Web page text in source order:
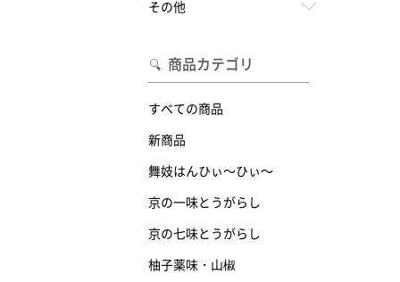
その他
商品カテゴリ
すべての商品
新商品
舞妓はんひぃ～ひぃ～
京の一味とうがらし
京の七味とうがらし
柚子薬味・山椒